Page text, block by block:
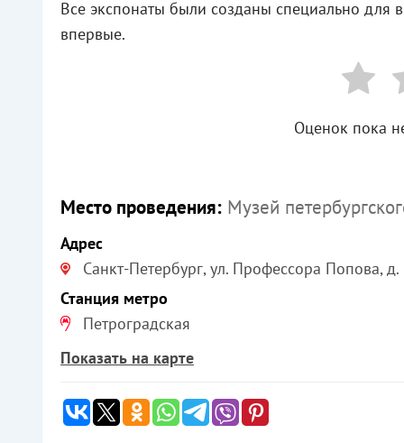
Все экспонаты были созданы специально
впервые.
Оценок пока
Место проведения: Музей
Адрес
Санкт-Петербург, ул. Профессора Попова, д.
Станция метро
Петроградская
Показать на карте